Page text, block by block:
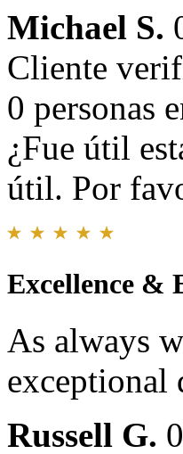
Michael S.
Cliente
0 personas
¿Fue útil
útil. Por
Excellence &
As always
exceptional
Russell G.